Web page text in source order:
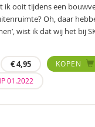
ik ooit tijdens een
Oh, daar
wist ik dat wij het bij
€4,95
KOPEN
01.2022